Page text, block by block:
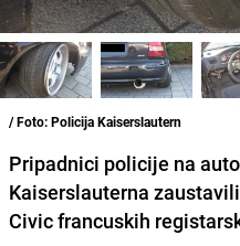
/ Foto: Policija Kaiserslautern
Pripadnici policije na
Kaiserslauterna
Civic francuskih